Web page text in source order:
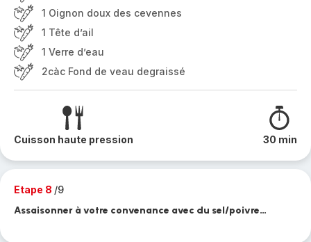
1 Oignon doux des cevennes
1 Tête d’ail
1 Verre d’eau
2càc Fond de veau degraissé
Cuisson haute pression 30 min
Etape 8 /9
Assaisonner à votre convenance avec du sel/poivre…